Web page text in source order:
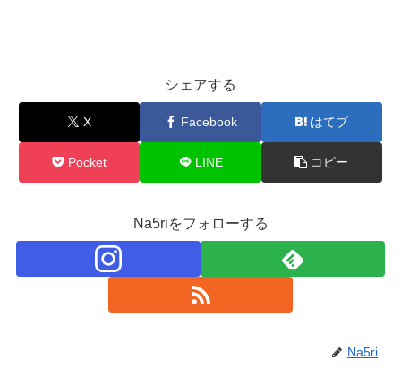
シェアする
X Facebook はてブ
Pocket LINE コピー
Na5riをフォローする
Na5ri